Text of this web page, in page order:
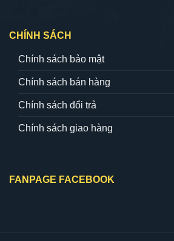
CHÍNH SÁCH
Chính sách bảo mật
Chính sách bán hàng
Chính sách đổi trả
Chính sách giao hàng
FANPAGE FACEBOOK